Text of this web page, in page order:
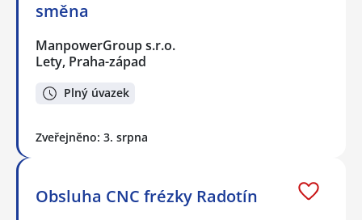
směna
ManpowerGroup s.r.o.
Lety, Praha-západ
Plný úvazek
Zveřejněno: 3. srpna
Obsluha CNC frézky Radotín